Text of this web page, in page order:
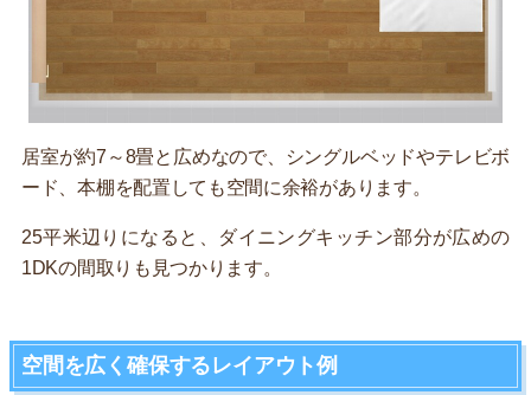
居室が約7～8畳と広めなので、シングルベッドやテレビボ
ード、本棚を配置しても空間に余裕があります。
25平米辺りになると、ダイニングキッチン部分が広めの
1DKの間取りも見つかります。
空間を広く確保するレイアウト例